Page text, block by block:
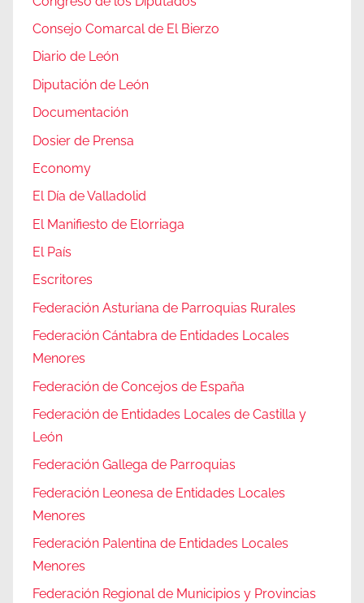
Consejo Comarcal de El Bierzo
Diario de León
Diputación de León
Documentación
Dosier de Prensa
Economy
El Día de Valladolid
El Manifiesto de Elorriaga
El País
Escritores
Federación Asturiana de Parroquias Rurales
Federación Cántabra de Entidades Locales
Menores
Federación de Concejos de España
Federación de Entidades Locales de Castilla y
León
Federación Gallega de Parroquias
Federación Leonesa de Entidades Locales
Menores
Federación Palentina de Entidades Locales
Menores
Federación Regional de Municipios y Provincias